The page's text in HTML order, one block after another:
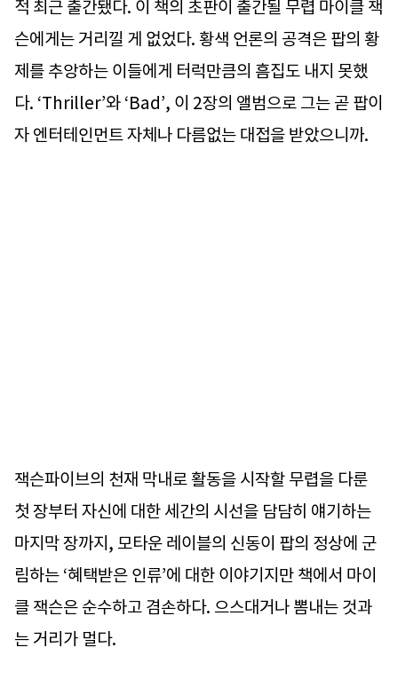
적 최근 출간됐다. 이 책의 초판이 출간될 무렵 마이클 잭
슨에게는 거리낄 게 없었다. 황색 언론의 공격은 팝의 황
제를 추앙하는 이들에게 터럭만큼의 흠집도 내지 못했
다. ‘Thriller’와 ‘Bad’, 이 2장의 앨범으로 그는 곧 팝이
자 엔터테인먼트 자체나 다름없는 대접을 받았으니까.
잭슨파이브의 천재 막내로 활동을 시작할 무렵을 다룬
첫 장부터 자신에 대한 세간의 시선을 담담히 얘기하는
마지막 장까지, 모타운 레이블의 신동이 팝의 정상에 군
림하는 ‘혜택받은 인류’에 대한 이야기지만 책에서 마이
클 잭슨은 순수하고 겸손하다. 으스대거나 뽐내는 것과
는 거리가 멀다.